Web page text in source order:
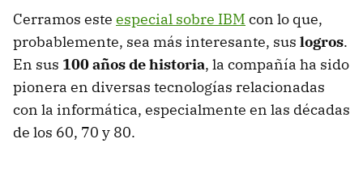
Cerramos este especial sobre IBM con lo que,
probablemente, sea más interesante, sus logros.
En sus 100 años de historia, la compañía ha sido
pionera en diversas tecnologías relacionadas
con la informática, especialmente en las décadas
de los 60, 70 y 80.